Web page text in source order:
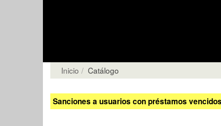
Inicio Catálogo
Sanciones a usuarios con préstamos